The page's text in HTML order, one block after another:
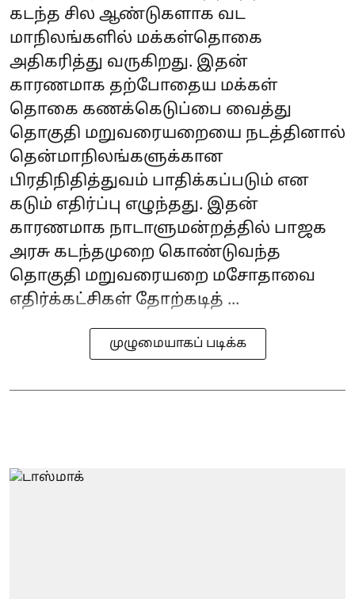
கடந்த சில ஆண்டுகளாக வட
மாநிலங்களில் மக்கள்தொகை
அதிகரித்து வருகிறது. இதன்
காரணமாக தற்போதைய மக்கள்
தொகை கணக்கெடுப்பை வைத்து
தொகுதி மறுவரையறையை நடத்தினால்
தென்மாநிலங்களுக்கான
பிரதிநிதித்துவம் பாதிக்கப்படும் என
கடும் எதிர்ப்பு எழுந்தது. இதன்
காரணமாக நாடாளுமன்றத்தில் பாஜக
அரசு கடந்தமுறை கொண்டுவந்த
தொகுதி மறுவரையறை மசோதாவை
எதிர்க்கட்சிகள் தோற்கடித் ...
முழுமையாகப் படிக்க